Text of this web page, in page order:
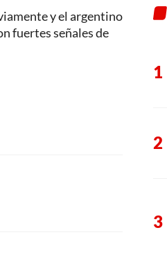
y el argentino
fuertes señales de